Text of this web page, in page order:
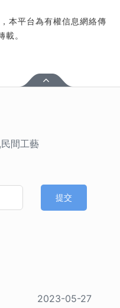
本平台為有權信息網絡傳
載。
間工藝
提交
2023-05-27